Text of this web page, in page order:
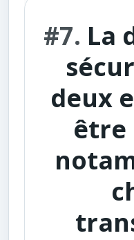
#7. La
deux
être